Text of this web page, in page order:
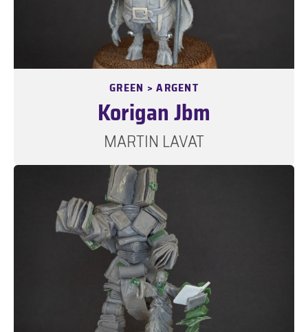
GREEN > ARGENT
Korigan Jbm
MARTIN LAVAT